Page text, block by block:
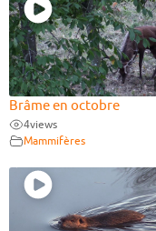
Brâme en octobre
4views
Mammifères